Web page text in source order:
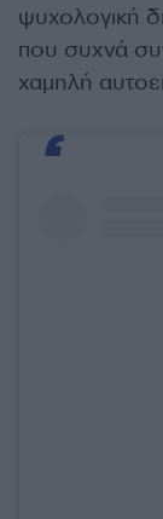
ψυχολογική
που συχνά
χαμηλή